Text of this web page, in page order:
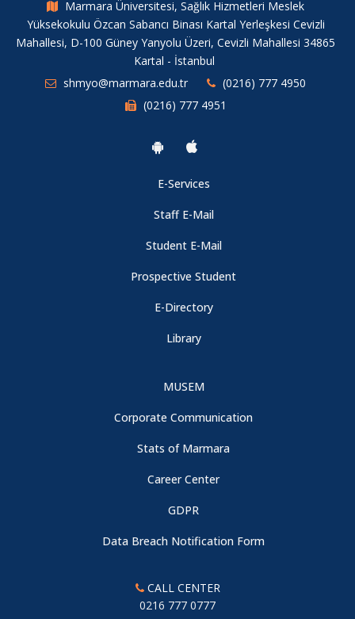
Marmara Üniversitesi, Sağlık Hizmetleri Meslek
Yüksekokulu Özcan Sabancı Binası Kartal Yerleşkesi Cevizli
Mahallesi, D-100 Güney Yanyolu Üzeri, Cevizli Mahallesi 34865
Kartal - İstanbul
shmyo@marmara.edu.tr
(0216) 777 4950
(0216) 777 4951
E-Services
Staff E-Mail
Student E-Mail
Prospective Student
E-Directory
Library
MUSEM
Corporate Communication
Stats of Marmara
Career Center
GDPR
Data Breach Notification Form
CALL CENTER
0216 777 0777